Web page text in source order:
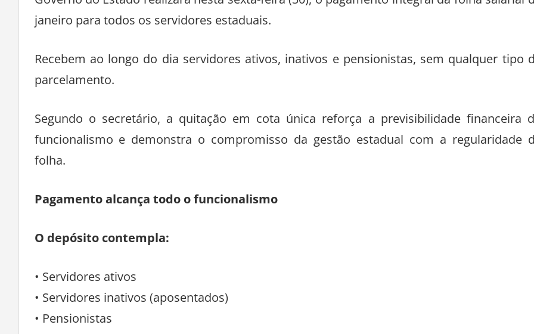
Governo do Estado realizará nesta sexta-feira (30), o pagamento integral da folha salarial
janeiro para todos os servidores estaduais.
Recebem ao longo do dia servidores ativos, inativos e pensionistas, sem qualquer tipo
parcelamento.
Segundo o secretário, a quitação em cota única reforça a previsibilidade financeira
funcionalismo e demonstra o compromisso da gestão estadual com a regularidade
folha.
Pagamento alcança todo o funcionalismo
O depósito contempla:
• Servidores ativos
• Servidores inativos (aposentados)
• Pensionistas